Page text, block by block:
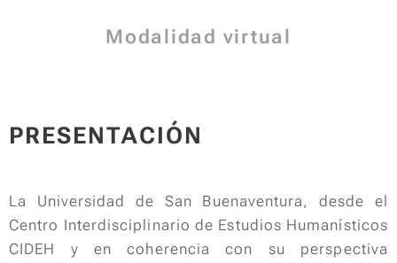
Modalidad virtual
PRESENTACIÓN
La Universidad de San Buenaventura, desde el
Centro Interdisciplinario de Estudios Humanísticos
CIDEH y en coherencia con su perspectiva